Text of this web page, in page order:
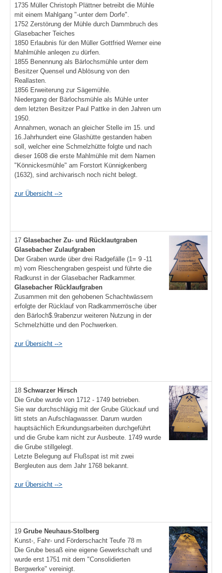
1735 Müller Christoph Plättner betreibt die Mühle
mit einem Mahlgang "-unter dem Dorfe".
1752 Zerstörung der Mühle durch Dammbruch des
Glasebacher Teiches
1850 Erlaubnis für den Müller Gottfried Werner eine
Mahlmühle anleqen zu dürfen.
1855 Benennung als Bärlochsmühle unter dem
Besitzer Quensel und Ablösung von den
Reallasten.
1856 Erweiterung zur Sägemühle.
Niedergang der Bärlochsmühle als Mühle unter
dem letzten Besitzer Paul Pattke in den Jahren um
1950.
Annahmen, wonach an gleicher Stelle im 15. und
16.Jahrhundert eine Glashütte gestanden haben
soll, welcher eine Schmelzhütte folgte und nach
dieser 1608 die erste Mahlmühle mit dem Namen
"Könnickesmühle" am Forstort Künnigkenberg
(1632), sind archivarisch noch nicht belegt.
zur Übersicht -->
17 Glasebacher Zu- und Rücklautgraben
Glasebacher Zulaufgraben
Der Graben wurde über drei Radgefälle (1= 9 -11
m) vom Rieschengraben gespeist und führte die
Radkunst in der Glasebacher Radkammer.
Glasebacher Rücklaufgraben
Zusammen mit den gehobenen Schachtwässern
erfolgte der Rücklauf von Radkammerrösche über
den Bärloch$.9rabenzur weiteren Nutzung in der
Schmelzhütte und den Pochwerken.
zur Übersicht -->
18 Schwarzer Hirsch
Die Grube wurde von 1712 - 1749 betrieben.
Sie war durchschlägig mit der Grube Glückauf und
litt stets an Aufschlagwasser. Darum wurden
hauptsächlich Erkundungsarbeiten durchgeführt
und die Grube kam nicht zur Ausbeute. 1749 wurde
die Grube stillgelegt.
Letzte Belegung auf Flußspat ist mit zwei
Bergleuten aus dem Jahr 1768 bekannt.
zur Übersicht -->
19 Grube Neuhaus-Stolberg
Kunst-, Fahr- und Förderschacht Teufe 78 m
Die Grube besaß eine eigene Gewerkschaft und
wurde erst 1751 mit dem "Consolidierten
Bergwerke" vereinigt.